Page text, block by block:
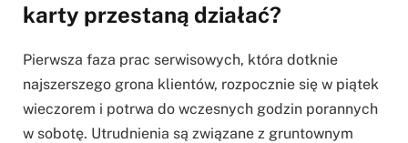
karty przestaną działać?
Pierwsza faza prac serwisowych, która dotknie
najszerszego grona klientów, rozpocznie się w piątek
wieczorem i potrwa do wczesnych godzin porannych
w sobotę. Utrudnienia są związane z gruntownym